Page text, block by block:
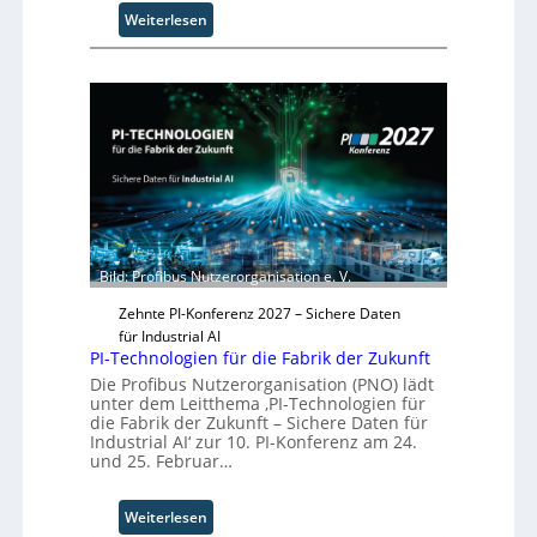
O
r
g
h
t
w
e
i
t
e
r
Weiterlesen
S
l
i
d
S
y
s
t
e
m
T
e
a
m
t
r
i
t
t
I
Bild: Profibus Nutzerorganisation e. V.
Zehnte PI-Konferenz 2027 – Sichere Daten
für Industrial AI
PI-Technologien für die Fabrik der Zukunft
Die Profibus Nutzerorganisation (PNO) lädt
unter dem Leitthema ‚PI-Technologien für
die Fabrik der Zukunft – Sichere Daten für
Industrial AI‘ zur 10. PI-Konferenz am 24.
und 25. Februar…
Weiterlesen